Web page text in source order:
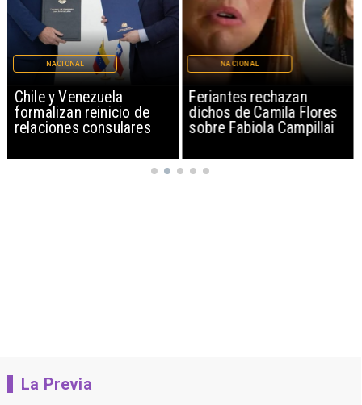
Chile y Venezuela
formalizan reinicio de
relaciones consulares
NACIONAL
Feriantes rechazan
dichos de Camila Flores
sobre Fabiola Campillai
NACIONAL
La Previa